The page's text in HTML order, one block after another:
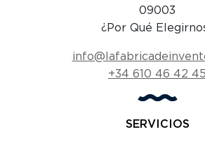
09003
¿Por Qué
+34 610 46 42 45
SERVICIOS